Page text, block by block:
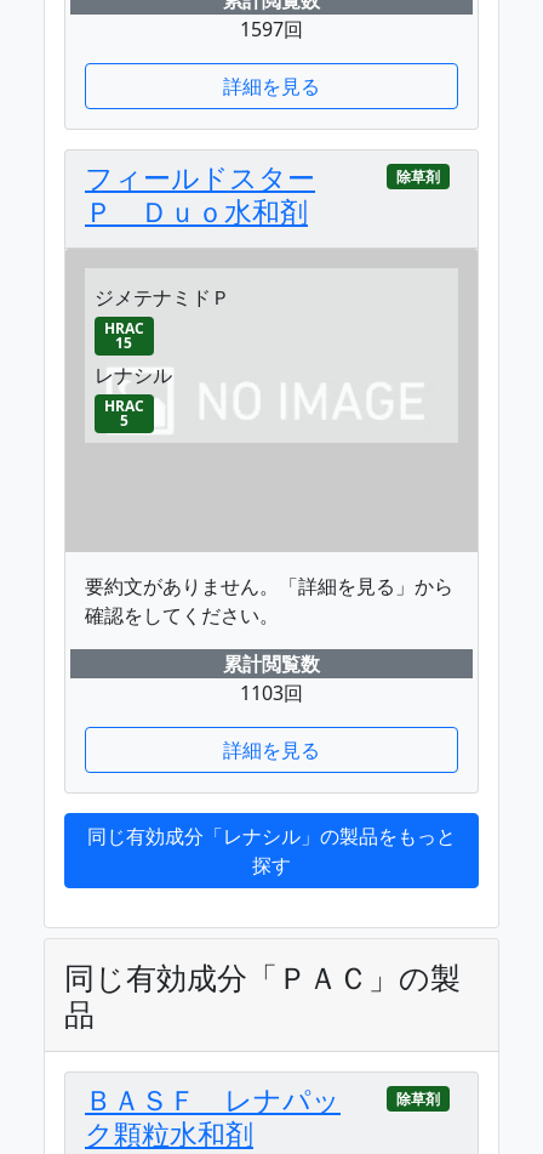
1597回
詳細を見る
フィールドスター
Ｐ Ｄｕｏ水和剤
除草剤
ジメテナミドＰ
HRAC
15
レナシル
HRAC
5
要約文がありません。「詳細を見る」から
確認をしてください。
累計閲覧数
1103回
詳細を見る
同じ有効成分「レナシル」の製品をもっと
探す
同じ有効成分「ＰＡＣ」の製
品
ＢＡＳＦ レナパッ
ク顆粒水和剤
除草剤